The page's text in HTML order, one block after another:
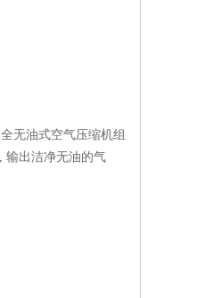
无油式空气压缩机组
输出洁净无油的气